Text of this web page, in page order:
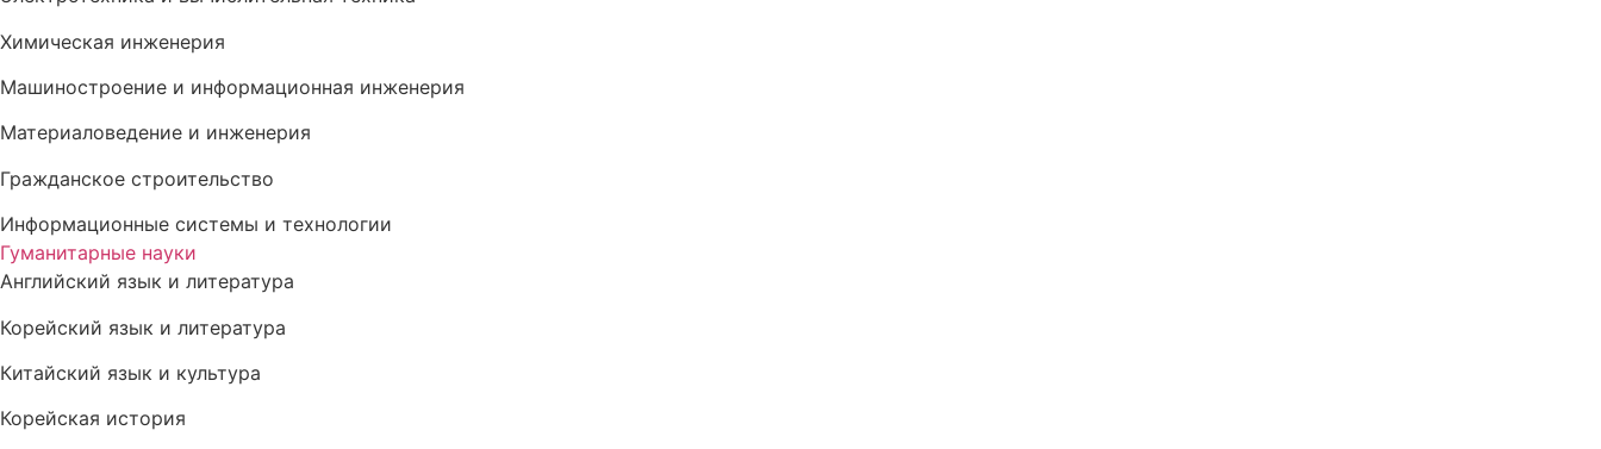
Химическая инженерия
Машиностроение и информационная инженерия
Материаловедение и инженерия
Гражданское строительство
Информационные системы и технологии
Гуманитарные науки
Английский язык и литература
Корейский язык и литература
Китайский язык и культура
Корейская история